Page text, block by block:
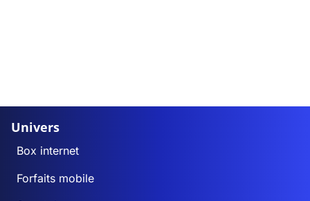
Univers
Box internet
Forfaits mobile